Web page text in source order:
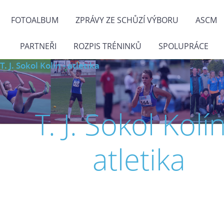
FOTOALBUM ZPRÁVY ZE SCHŮZÍ VÝBORU ASCM
PARTNEŘI ROZPIS TRÉNINKŮ SPOLUPRÁCE
T. J. Sokol Kolín - atletika
T. J. Sokol
atletika